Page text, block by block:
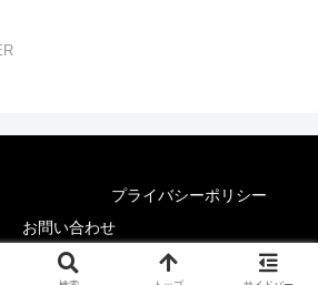
プライバシーポリシー
お問い合わせ
© 2025 News Lounge.